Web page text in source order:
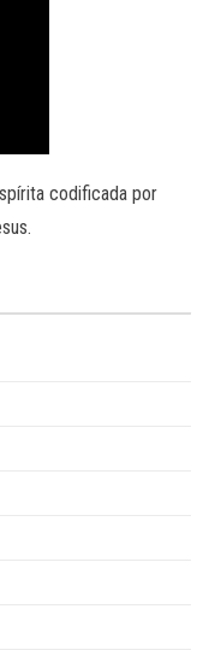
codificada por